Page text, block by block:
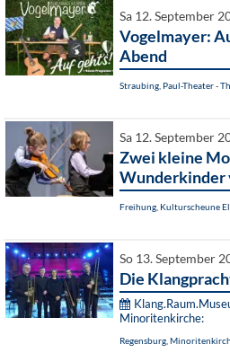
Sa 12. September
Vogelmayer:
Abend
Straubing, Paul-Theater -
Sa 12. September
Zwei kleine
Wunderkinder
Freihung, Kulturscheune
So 13. September
Die
Minoritenkirche:
Regensburg,